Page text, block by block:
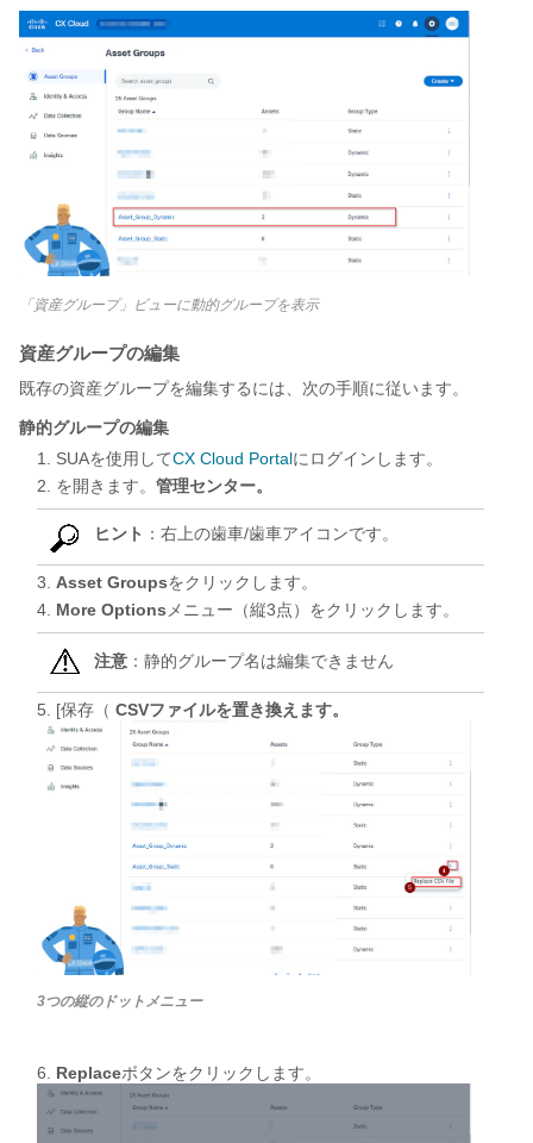
「資産グループ」ビューに動的グループを表示
資産グループの編集
既存の資産グループを編集するには、次の手順に従います。
静的グループの編集
SUAを使用してCX Cloud Portalにログインします。
を開きます。 管理センター。
ヒント ：右上の歯車/歯車アイコンです。
Asset Groupsをクリックします。
More Options メニュー（縦3点）をクリックします。
注意 ：静的グループ名は編集できません
[保存（ CSVファイルを置き換えます。
3つの縦のドットメニュー
Replaceボタンをクリックします。